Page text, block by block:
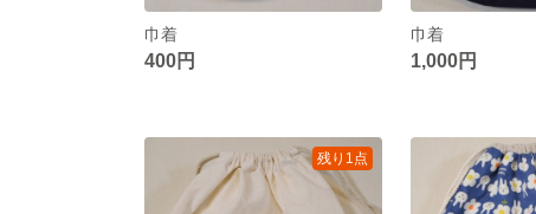
巾着
400円
巾着
1,000円
残り1点